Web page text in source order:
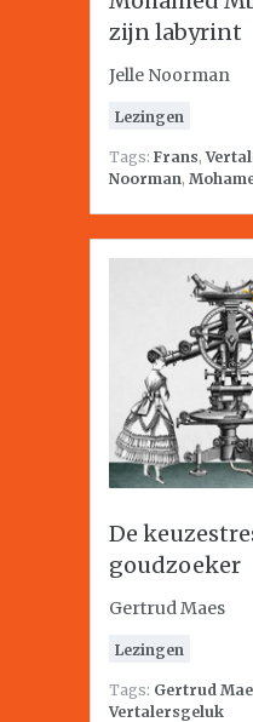
zijn labyrint
Jelle Noorman
Lezingen
Tags: Frans,
Noorman,
De
goudzoeker
Gertrud Maes
Lezingen
Tags: Gertrud
Vertalersgeluk